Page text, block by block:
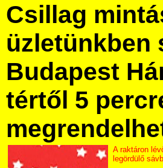
Csillag
üzletünkben
Budapest
tértől 5
A raktáron
legördülő